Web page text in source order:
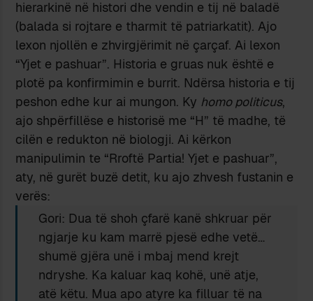
hierarkinë në histori dhe vendin e tij në baladë
(balada si rojtare e tharmit të patriarkatit). Ajo
lexon njollën e zhvirgjërimit në çarçaf. Ai lexon
“Yjet e pashuar”. Historia e gruas nuk është e
plotë pa konfirmimin e burrit. Ndërsa historia e tij
peshon edhe kur ai mungon. Ky homo politicus,
ajo shpërfillëse e historisë me “H” të madhe, të
cilën e redukton në biologji. Ai kërkon
manipulimin te “Rroftë Partia! Yjet e pashuar”,
aty, në gurët buzë detit, ku ajo zhvesh fustanin e
verës:
Gori: Dua të shoh çfarë kanë shkruar për
ngjarje ku kam marrë pjesë edhe vetë…
shumë gjëra unë i mbaj mend krejt
ndryshe. Ka kaluar kaq kohë, unë atje,
atë këtu. Mua apo atyre ka filluar të na